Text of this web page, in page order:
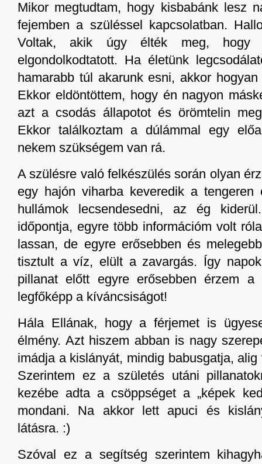
Mikor megtudtam, hogy kisbabánk lesz
fejemben a szüléssel kapcsolatban.
Voltak, akik úgy élték meg,
elgondolkodtatott. Ha életünk
hamarabb túl akarunk esni, akkor
Ekkor eldöntöttem, hogy én nagyon
azt a csodás állapotot és örömtelin
Ekkor találkoztam a dúlámmal egy
nekem szükségem van rá.
A szülésre való felkészülés során olyan
egy hajón viharba keveredik a
hullámok lecsendesedni, az ég
időpontja, egyre több információm volt
lassan, de egyre erősebben és
tisztult a víz, elült a zavargás. Így
pillanat előtt egyre erősebben érzem a
legfőképp a kíváncsiságot!
Hála Ellának, hogy a férjemet is
élmény. Azt hiszem abban is nagy
imádja a kislányát, mindig babusgatja,
Szerintem ez a születés utáni
kezébe adta a csöppséget a „képek
mondani. Na akkor lett apuci és
látásra. :)
Szóval ez a segítség szerintem